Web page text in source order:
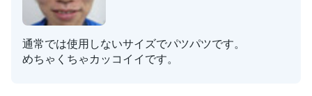
通常では使用しないサイズでパツパツです。
めちゃくちゃカッコイイです。